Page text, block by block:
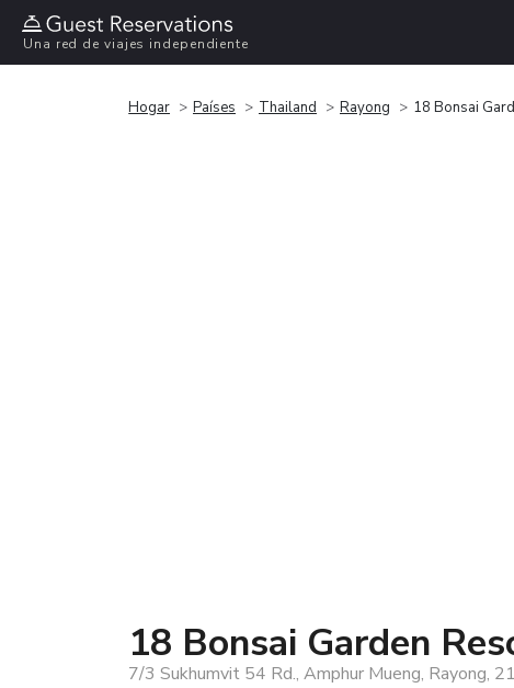
Una red de viajes independiente
Hogar Países Thailand Rayong 18 Bonsai
18 Bonsai Garden
7/3 Sukhumvit 54 Rd., Amphur Mueng, Rayong,